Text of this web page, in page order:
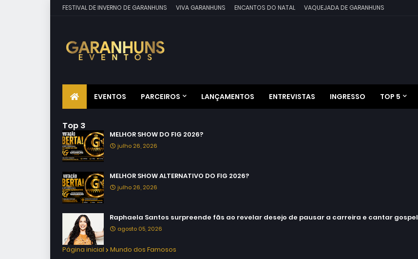
FESTIVAL DE INVERNO DE GARANHUNS VIVA GARANHUNS ENCANTOS DO NATAL VAQUEJADA DE GARANHUNS
EVENTOS PARCEIROS LANÇAMENTOS ENTREVISTAS INGRESSO TOP 5
Top 3
MELHOR SHOW DO FIG 2026?
julho 26, 2026
MELHOR SHOW ALTERNATIVO DO FIG 2026?
julho 26, 2026
Raphaela Santos surpreende fãs ao revelar desejo de pausar a carreira e cantar gospel
agosto 05, 2026
Página inicial Mundo dos Famosos